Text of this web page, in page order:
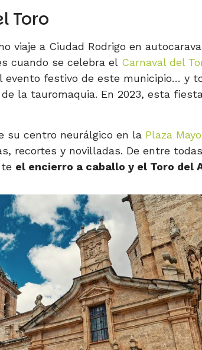
Toro
viaje a Ciudad Rodrigo en
cuando se celebra el Carnaval del
festivo de este municipio… y
la tauromaquia. En 2023, esta
su centro neurálgico en la Plaza
recortes y novilladas. De entre
el encierro a caballo y el Toro del